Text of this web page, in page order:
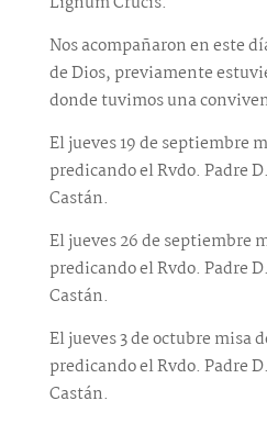
Nos acompañaron en este
de Dios, previamente
donde tuvimos una
El jueves 19 de septiembre
predicando el Rvdo. Padre
Castán.
El jueves 26 de septiembre
predicando el Rvdo. Padre
Castán.
El jueves 3 de octubre misa
predicando el Rvdo. Padre
Castán.